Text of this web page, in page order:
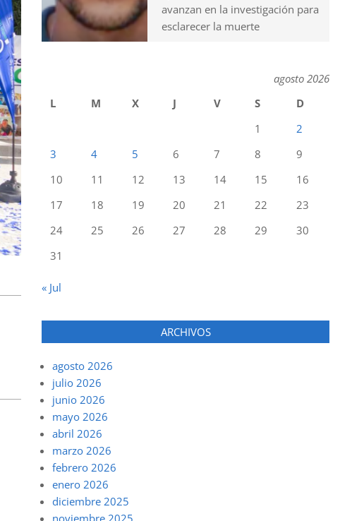
avanzan en la investigación para
esclarecer la muerte
agosto 2026
L
M X J V S
D
1
2
3
4 5 6 7 8
9
10
11 12 13 14 15
16
17
18 19 20 21 22
23
24
25 26 27 28 29
30
31
« Jul
ARCHIVOS
agosto 2026
julio 2026
junio 2026
mayo 2026
abril 2026
marzo 2026
febrero 2026
enero 2026
diciembre 2025
noviembre 2025